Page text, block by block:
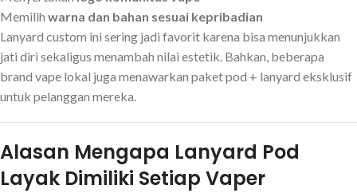
Memilih warna dan bahan sesuai kepribadian
Lanyard custom ini sering jadi favorit karena bisa menunjukkan
jati diri sekaligus menambah nilai estetik. Bahkan, beberapa
brand vape lokal juga menawarkan paket pod + lanyard eksklusif
untuk pelanggan mereka.
Alasan Mengapa Lanyard Pod
Layak Dimiliki Setiap Vaper